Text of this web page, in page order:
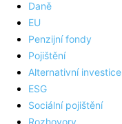
Daně
EU
Penzijní fondy
Pojištění
Alternativní investice
ESG
Sociální pojištění